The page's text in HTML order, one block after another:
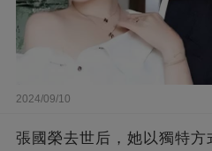
2024/09/10
張國榮去世后，她以獨特